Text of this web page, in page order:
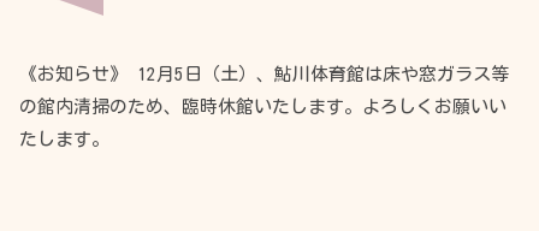
《お知らせ》 12月5日（土）、鮎川体育館は床や窓ガラス等
の館内清掃のため、臨時休館いたします。よろしくお願いい
たします。